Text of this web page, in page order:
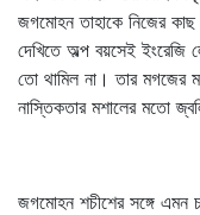
জগমোহন তাহাকে নিজের
দেখিতে অল্প বয়সেই ইংরেজি
তো থামিল না। তার মগজের
নাস্তিকতার মশালের মতো
জগমোহন শচীশের সঙ্গে এমন